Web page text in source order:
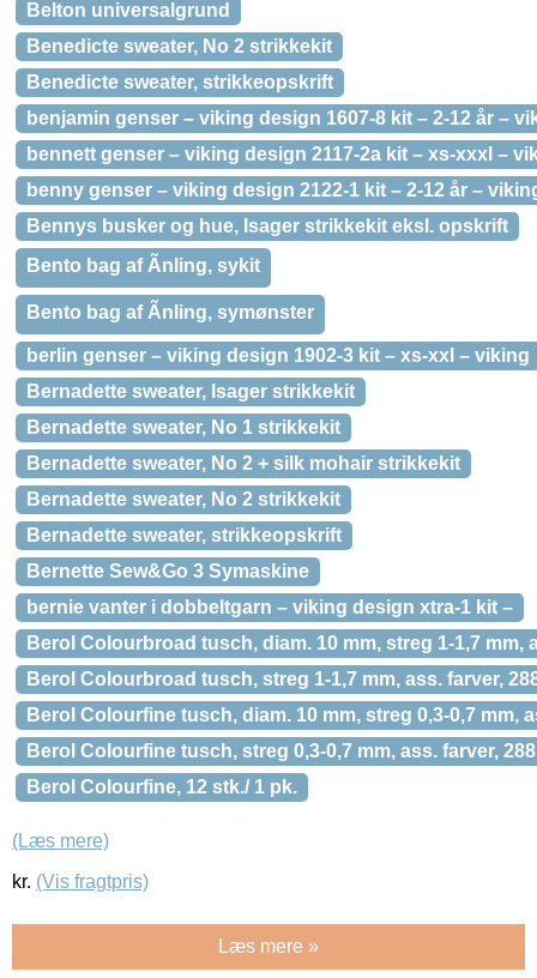
Belton universalgrund
Benedicte sweater, No 2 strikkekit
Benedicte sweater, strikkeopskrift
benjamin genser – viking design 1607-8 kit – 2-12 år –
bennett genser – viking design 2117-2a kit – xs-xxxl –
benny genser – viking design 2122-1 kit – 2-12 år –
Bennys busker og hue, Isager strikkekit eksl. opskrift
Bento bag af Ãnling, sykit
Bento bag af Ãnling, symønster
berlin genser – viking design 1902-3 kit – xs-xxl – viking
Bernadette sweater, Isager strikkekit
Bernadette sweater, No 1 strikkekit
Bernadette sweater, No 2 + silk mohair strikkekit
Bernadette sweater, No 2 strikkekit
Bernadette sweater, strikkeopskrift
Bernette Sew&Go 3 Symaskine
bernie vanter i dobbeltgarn – viking design xtra-1 kit –
Berol Colourbroad tusch, diam. 10 mm, streg 1-1,7 mm,
Berol Colourbroad tusch, streg 1-1,7 mm, ass. farver,
Berol Colourfine tusch, diam. 10 mm, streg 0,3-0,7 mm,
Berol Colourfine tusch, streg 0,3-0,7 mm, ass. farver,
Berol Colourfine, 12 stk./ 1 pk.
(Læs mere)
kr. (Vis fragtpris)
Læs mere »